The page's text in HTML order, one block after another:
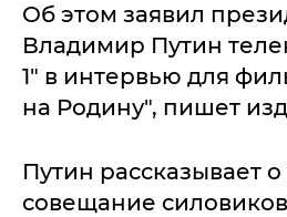
Об этом заявил
Владимир Путин
1" в интервью для
на Родину", пишет
Путин рассказывает
совещание